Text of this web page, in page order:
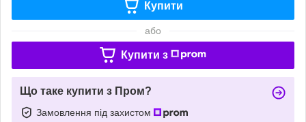
Купити
або
Купити з
Що таке купити з Пром?
Замовлення під захистом